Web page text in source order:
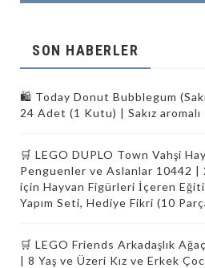
SON HABERLER
🛍️ Today Donut Bubblegum
24 Adet (1 Kutu) | Sakız aromalı
🛒 LEGO DUPLO Town Vahşi
Penguenler ve Aslanlar 10442 |
için Hayvan Figürleri İçeren
Yapım Seti, Hediye Fikri (10
🛒 LEGO Friends Arkadaşlık
| 8 Yaş ve Üzeri Kız ve Erkek